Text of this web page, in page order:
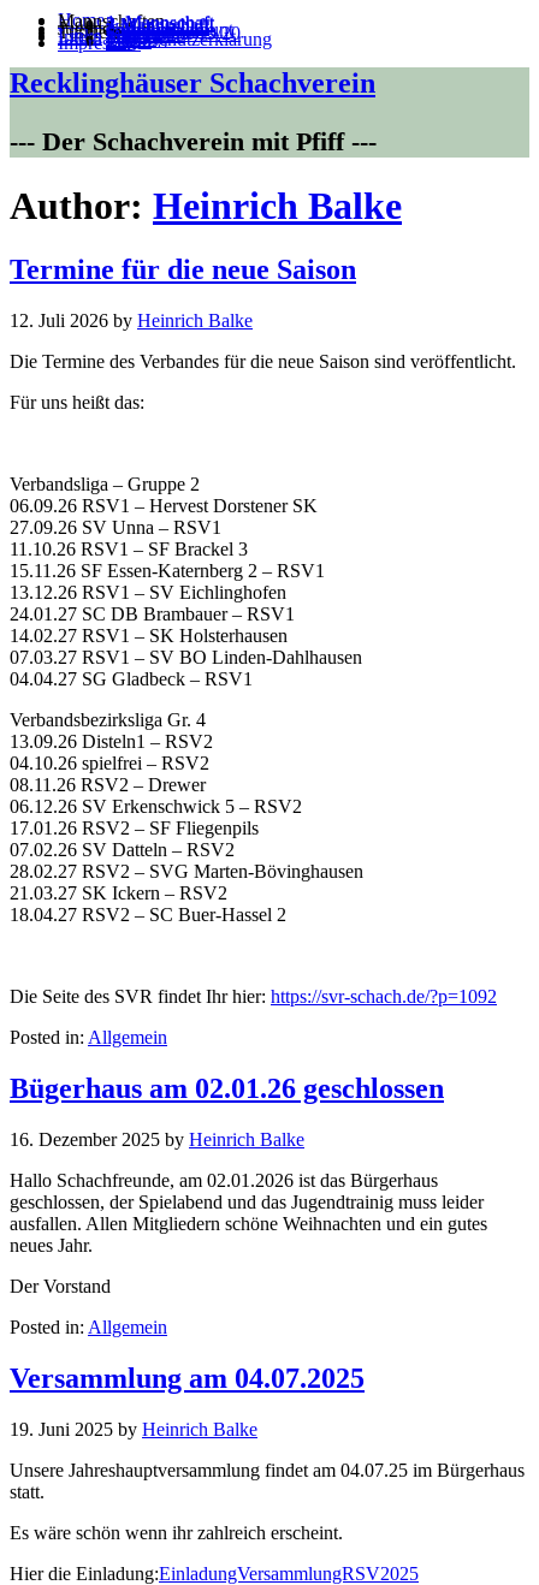
Home
Mannschaften
1. Mannschaft
2. Mannschaft
3.Mannschaft
4.Mannschaft
5.Mannschaft
JugendVilla Kunterbunt
Training
TurniereSüder-Blitz 19/20
VM 22/23
Links
InternSatzung
Datenschutzerklärung
Login
111
Impressum
Recklinghäuser Schachverein
--- Der Schachverein mit Pfiff ---
Author: Heinrich Balke
Termine für die neue Saison
12. Juli 2026 by Heinrich Balke
Die Termine des Verbandes für die neue Saison sind veröffentlicht.
Für uns heißt das:
Verbandsliga – Gruppe 2
06.09.26 RSV1 – Hervest Dorstener SK
27.09.26 SV Unna – RSV1
11.10.26 RSV1 – SF Brackel 3
15.11.26 SF Essen-Katernberg 2 – RSV1
13.12.26 RSV1 – SV Eichlinghofen
24.01.27 SC DB Brambauer – RSV1
14.02.27 RSV1 – SK Holsterhausen
07.03.27 RSV1 – SV BO Linden-Dahlhausen
04.04.27 SG Gladbeck – RSV1
Verbandsbezirksliga Gr. 4
13.09.26 Disteln1 – RSV2
04.10.26 spielfrei – RSV2
08.11.26 RSV2 – Drewer
06.12.26 SV Erkenschwick 5 – RSV2
17.01.26 RSV2 – SF Fliegenpils
07.02.26 SV Datteln – RSV2
28.02.27 RSV2 – SVG Marten-Bövinghausen
21.03.27 SK Ickern – RSV2
18.04.27 RSV2 – SC Buer-Hassel 2
Die Seite des SVR findet Ihr hier: https://svr-schach.de/?p=1092
Posted in: Allgemein
Bügerhaus am 02.01.26 geschlossen
16. Dezember 2025 by Heinrich Balke
Hallo Schachfreunde, am 02.01.2026 ist das Bürgerhaus
geschlossen, der Spielabend und das Jugendtrainig muss leider
ausfallen. Allen Mitgliedern schöne Weihnachten und ein gutes
neues Jahr.
Der Vorstand
Posted in: Allgemein
Versammlung am 04.07.2025
19. Juni 2025 by Heinrich Balke
Unsere Jahreshauptversammlung findet am 04.07.25 im Bürgerhaus
statt.
Es wäre schön wenn ihr zahlreich erscheint.
Hier die Einladung:EinladungVersammlungRSV2025